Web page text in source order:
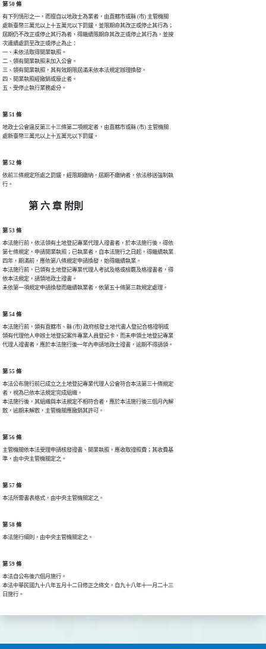
第 50 條
有下列情形之一，而擅自以地政士為業者，由直轄市或縣 (市) 主管機關
處新臺幣三萬元以上十五萬元以下罰鍰，並限期命其改正或停止其行為；
屆期仍不改正或停止其行為者，得繼續限期命其改正或停止其行為，並按
次連續處罰至改正或停止為止：
一、未依法取得開業執照。
二、領有開業執照未加入公會。
三、領有開業執照，其有效期限屆滿未依本法規定辦理換發。
四、開業執照經撤銷或廢止者。
五、受停止執行業務處分。
第 51 條
地政士公會違反第三十三條第二項規定者，由直轄市或縣 (市) 主管機關
處新臺幣三萬元以上十五萬元以下罰鍰。
第 52 條
依前三條規定所處之罰鍰，經限期繳納，屆期不繳納者，依法移送強制執
行。
第 六 章 附則
第 53 條
本法施行前，依法領有土地登記專業代理人證書者，於本法施行後，得依
第七條規定，申請開業執照；已執業者，自本法施行之日起，得繼續執業
四年，期滿前，應依第八條規定申請換發，始得繼續執業。
本法施行前，已領有土地登記專業代理人考試及格或檢覈及格證書者，得
依本法規定，請領地政士證書。
未依第一項規定申請換發而繼續執業者，依第五十條第三款規定處理。
第 54 條
本法施行前，領有直轄市、縣 (市) 政府核發土地代書人登記合格證明或
領有代理他人申辦土地登記案件專業人員登記卡，而未申領土地登記專業
代理人證書者，應於本法施行後一年內申請地政士證書，逾期不得請領。
第 55 條
本法公布施行前已成立之土地登記專業代理人公會符合本法第三十條規定
者，視為已依本法規定完成組織。
本法施行後，其組織與本法規定不相符合者，應於本法施行後三個月內解
散，逾期未解散，主管機關應撤銷其許可。
第 56 條
主管機關依本法受理申請核發證書、開業執照，應收取證照費；其收費基
準，由中央主管機關定之。
第 57 條
本法所需書表格式，由中央主管機關定之。
第 58 條
本法施行細則，由中央主管機關定之。
第 59 條
本法自公布後六個月施行。
本法中華民國九十八年五月十二日修正之條文，自九十八年十一月二十三
日施行。